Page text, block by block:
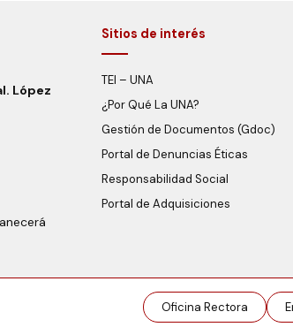
López
Sitios de interés
TEI – UNA
¿Por Qué La UNA?
Gestión de Documentos (Gdoc)
Portal de Denuncias Éticas
Responsabilidad Social
Portal de Adquisiciones
Oficina Rectora